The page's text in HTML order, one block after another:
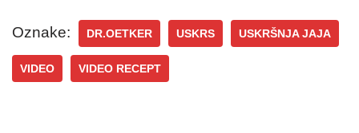
Oznake: DR.OETKER USKRS USKRŠNJA JAJA
VIDEO VIDEO RECEPT